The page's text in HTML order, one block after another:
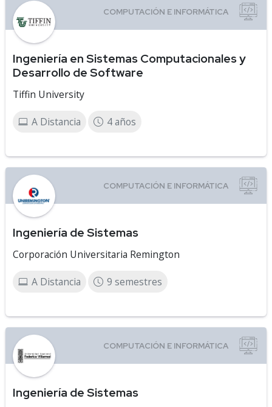
Ingeniería en Sistemas Computacionales y
Desarrollo de Software
Tiffin University
A Distancia 4 años
Ingeniería de Sistemas
Corporación Universitaria Remington
A Distancia 9 semestres
Ingeniería de Sistemas